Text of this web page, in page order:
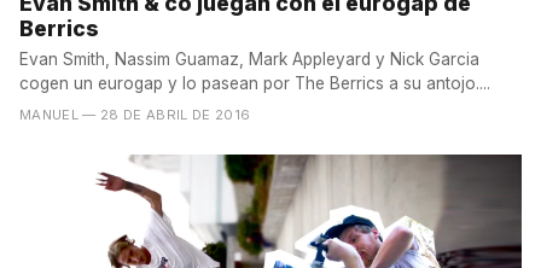
Berrics
Evan Smith, Nassim Guamaz, Mark Appleyard y Nick Garcia
cogen un eurogap y lo pasean por The Berrics a su antojo....
MANUEL — 28 DE ABRIL DE 2016